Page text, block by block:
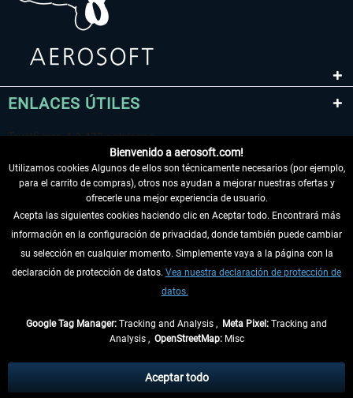
ENLACES ÚTILES
DESISTIR DEL CONTRATO
INFORMACIÓN
tasas de recepción si no se describe lo contrario
** De aplicación a envíos dentro de Alemania. Los plazos de envío para los
Bienvenido a aerosoft.com!
Utilizamos cookies Algunos de ellos son técnicamente necesarios (por ejemplo,
para el carrito de compras), otros nos ayudan a mejorar nuestras ofertas y
ofrecerle una mejor experiencia de usuario.
Acepta las siguientes cookies haciendo clic en Aceptar todo. Encontrará más
información en la configuración de privacidad, donde también puede cambiar
su selección en cualquier momento. Simplemente vaya a la página con la
declaración de protección de datos. Vea nuestra declaración de protección de
datos.
Google Tag Manager: Tracking and Analysis , Meta Pixel: Tracking and
Analysis , OpenStreetMap:Misc
Aceptar todo